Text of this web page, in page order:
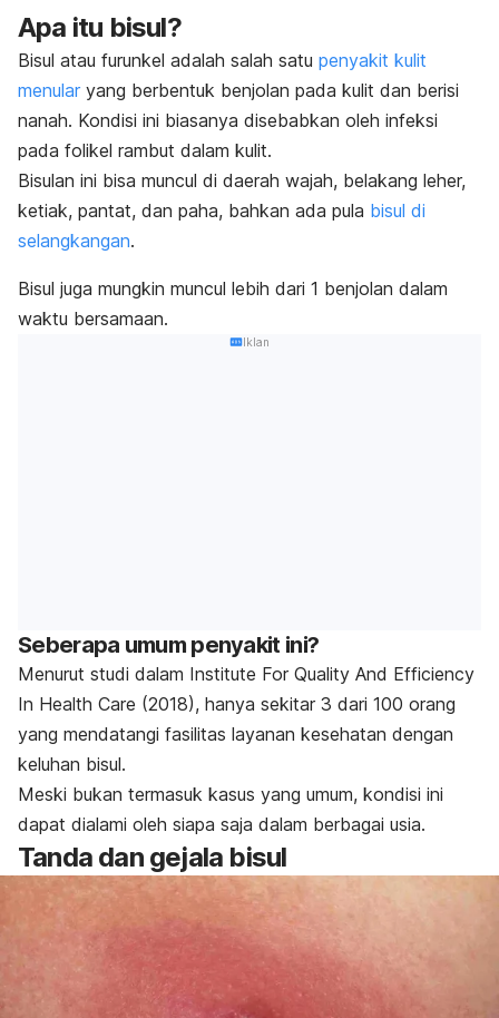
Apa itu bisul?
Bisul atau furunkel adalah salah satu penyakit kulit
menular yang berbentuk benjolan pada kulit dan berisi
nanah. Kondisi ini biasanya disebabkan oleh infeksi
pada folikel rambut dalam kulit.
Bisulan ini bisa muncul di daerah wajah, belakang leher,
ketiak, pantat, dan paha, bahkan ada pula bisul di
selangkangan.
Bisul juga mungkin muncul lebih dari 1 benjolan dalam
waktu bersamaan.
Iklan
Seberapa umum penyakit ini?
Menurut studi dalam Institute For Quality And Efficiency
In Health Care (2018), hanya sekitar 3 dari 100 orang
yang mendatangi fasilitas layanan kesehatan dengan
keluhan bisul.
Meski bukan termasuk kasus yang umum, kondisi ini
dapat dialami oleh siapa saja dalam berbagai usia.
Tanda dan gejala bisul